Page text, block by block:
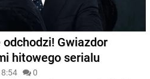
Gwiazdor
hitowego serialu
0